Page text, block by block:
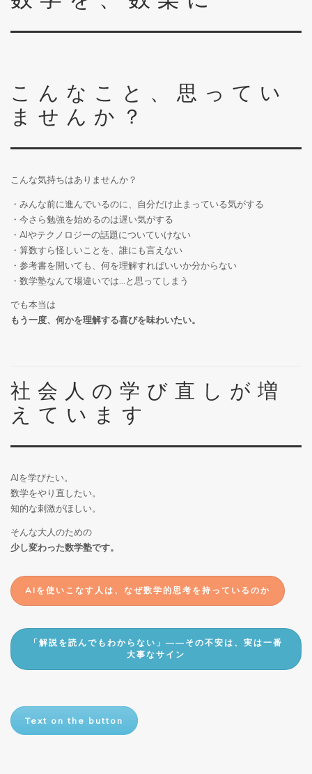
こんなこと、思ってい
ませんか？
こんな気持ちはありませんか？
・みんな前に進んでいるのに、自分だけ止まっている気がする
・今さら勉強を始めるのは遅い気がする
・AIやテクノロジーの話題についていけない
・算数すら怪しいことを、誰にも言えない
・参考書を開いても、何を理解すればいいか分からない
・数学塾なんて場違いでは…と思ってしまう
でも本当は
もう一度、何かを理解する喜びを味わいたい。
社会人の学び直しが増
えています
AIを学びたい。
数学をやり直したい。
知的な刺激がほしい。
そんな大人のための
少し変わった数学塾です。
AIを使いこなす人は、なぜ数学的思考を持っているのか
「解説を読んでもわからない」――その不安は、実は一番
大事なサイン
Text on the button